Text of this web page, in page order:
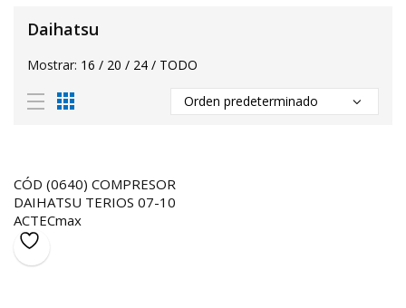
Daihatsu
Mostrar: 16 / 20 / 24 / TODO
CÓD (0640) COMPRESOR
DAIHATSU TERIOS 07-10
ACTECmax